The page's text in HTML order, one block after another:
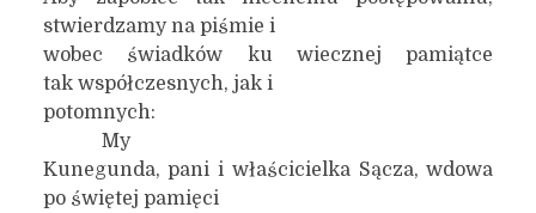
stwierdzamy na piśmie i
wobec świadków ku wiecznej pamiątce
tak współczesnych, jak i
potomnych:
My
Kunegunda, pani i właścicielka Sącza, wdowa
po świętej pamięci